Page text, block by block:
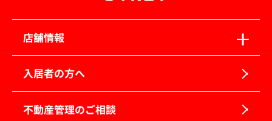
店舗情報
入居者の方へ
不動産管理のご相談